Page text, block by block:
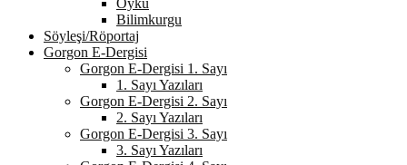
Öykü
Bilimkurgu
Söyleşi/Röportaj
Gorgon E-Dergisi
Gorgon E-Dergisi 1. Sayı
1. Sayı Yazıları
Gorgon E-Dergisi 2. Sayı
2. Sayı Yazıları
Gorgon E-Dergisi 3. Sayı
3. Sayı Yazıları